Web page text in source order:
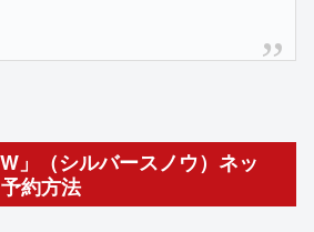
」（シルバースノウ）ネッ
約方法